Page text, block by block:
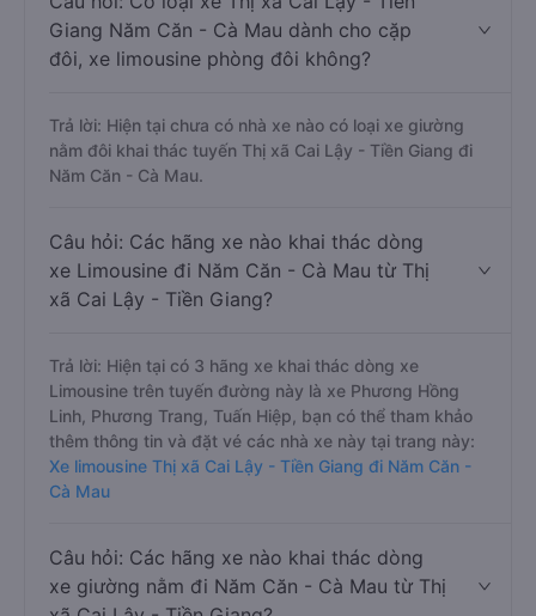
Giang Năm Căn - Cà Mau dành cho cặp
đôi, xe limousine phòng đôi không?
Trả lời: Hiện tại chưa có nhà xe nào có loại xe giường
nằm đôi khai thác tuyến Thị xã Cai Lậy - Tiền Giang đi
Năm Căn - Cà Mau.
Câu hỏi: Các hãng xe nào khai thác dòng
xe Limousine đi Năm Căn - Cà Mau từ Thị
xã Cai Lậy - Tiền Giang?
Trả lời: Hiện tại có 3 hãng xe khai thác dòng xe
Limousine trên tuyến đường này là xe Phương Hồng
Linh, Phương Trang, Tuấn Hiệp, bạn có thể tham khảo
thêm thông tin và đặt vé các nhà xe này tại trang này:
Xe limousine Thị xã Cai Lậy - Tiền Giang đi Năm Căn -
Cà Mau
Câu hỏi: Các hãng xe nào khai thác dòng
xe giường nằm đi Năm Căn - Cà Mau từ Thị